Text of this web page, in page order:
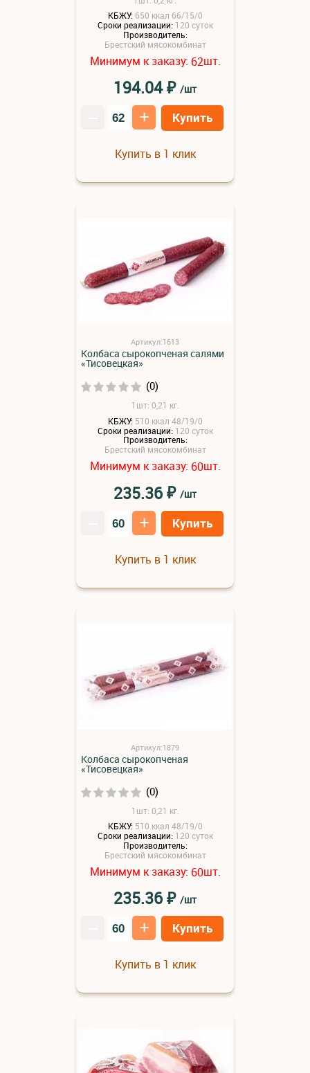
КБЖУ: 650 ккал 66/15/0
Сроки реализации: 120 суток
Производитель:
Брестский мясокомбинат
Минимум к заказу: 62шт.
194.04₽ /шт
+ Купить
Купить в 1 клик
Артикул:1613
Колбаса сырокопченая салями
«Тисовецкая»
(0)
1шт: 0,21 кг.
КБЖУ: 510 ккал 48/19/0
Сроки реализации: 120 суток
Производитель:
Брестский мясокомбинат
Минимум к заказу: 60шт.
235.36₽ /шт
+ Купить
Купить в 1 клик
Артикул:1879
Колбаса сырокопченая
«Тисовецкая»
(0)
1шт: 0,21 кг.
КБЖУ: 510 ккал 48/19/0
Сроки реализации: 120 суток
Производитель:
Брестский мясокомбинат
Минимум к заказу: 60шт.
235.36₽ /шт
+ Купить
Купить в 1 клик